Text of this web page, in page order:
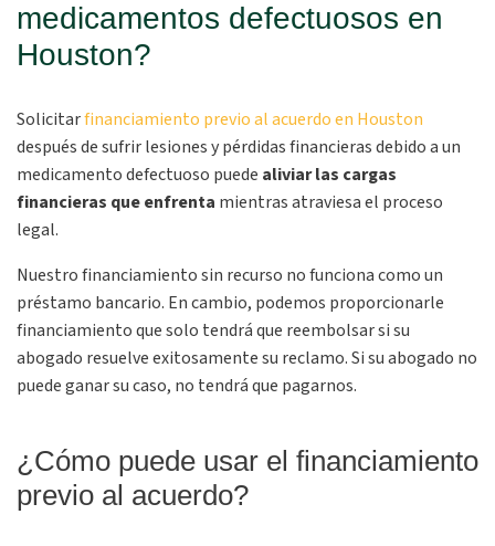
medicamentos defectuosos en
Houston?
Solicitarfinanciamiento previo al acuerdo en Houston
después de sufrir lesiones y pérdidas financieras debido a un
medicamento defectuoso puede aliviar las cargas
financieras que enfrenta mientras atraviesa el proceso
legal.
Nuestro financiamiento sin recurso no funciona como un
préstamo bancario. En cambio, podemos proporcionarle
financiamiento que solo tendrá que reembolsar si su
abogado resuelve exitosamente su reclamo. Si su abogado no
puede ganar su caso, no tendrá que pagarnos.
¿Cómo puede usar el financiamiento
previo al acuerdo?